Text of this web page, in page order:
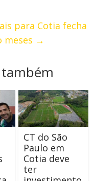
para Cotia fecha
meses →
CT do São
Paulo em
Cotia deve
ter